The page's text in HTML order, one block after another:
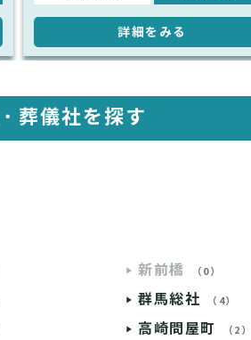
詳細をみる
葬儀社を探す
新前橋 （0）
群馬総社 （4）
高崎問屋町 （2）